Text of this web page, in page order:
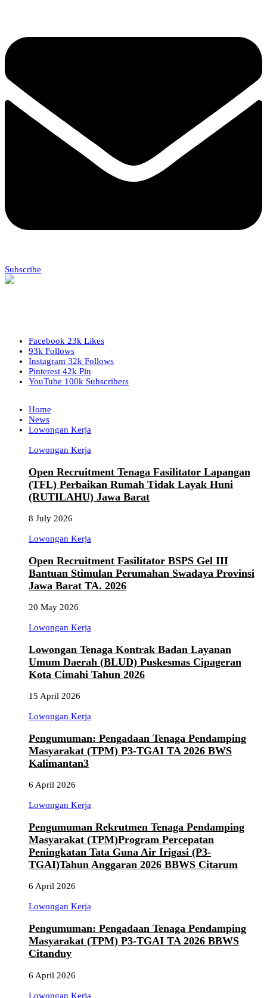
Subscribe
Facebook 23k Likes
93k Follows
Instagram 32k Follows
Pinterest 42k Pin
YouTube 100k Subscribers
Home
News
Lowongan Kerja
Lowongan Kerja
Open Recruitment Tenaga Fasilitator Lapangan
(TFL) Perbaikan Rumah Tidak Layak Huni
(RUTILAHU) Jawa Barat
8 July 2026
Lowongan Kerja
Open Recruitment Fasilitator BSPS Gel III
Bantuan Stimulan Perumahan Swadaya Provinsi
Jawa Barat TA. 2026
20 May 2026
Lowongan Kerja
Lowongan Tenaga Kontrak Badan Layanan
Umum Daerah (BLUD) Puskesmas Cipageran
Kota Cimahi Tahun 2026
15 April 2026
Lowongan Kerja
Pengumuman: Pengadaan Tenaga Pendamping
Masyarakat (TPM) P3-TGAI TA 2026 BWS
Kalimantan3
6 April 2026
Lowongan Kerja
Pengumuman Rekrutmen Tenaga Pendamping
Masyarakat (TPM)Program Percepatan
Peningkatan Tata Guna Air Irigasi (P3-
TGAI)Tahun Anggaran 2026 BBWS Citarum
6 April 2026
Lowongan Kerja
Pengumuman: Pengadaan Tenaga Pendamping
Masyarakat (TPM) P3-TGAI TA 2026 BBWS
Citanduy
6 April 2026
Lowongan Kerja